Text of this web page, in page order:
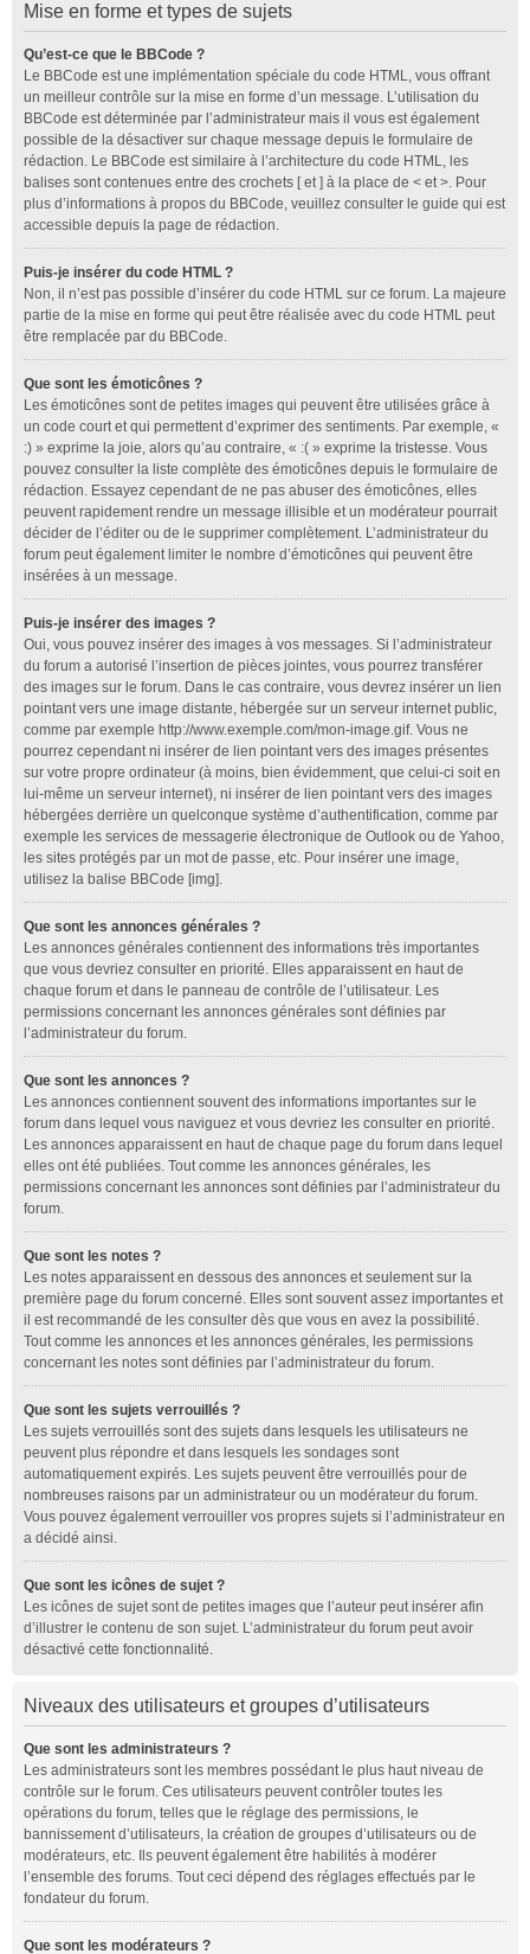
Mise en forme et types de sujets
Qu’est-ce que le BBCode ?
Le BBCode est une implémentation spéciale du code HTML, vous offrant
un meilleur contrôle sur la mise en forme d’un message. L’utilisation du
BBCode est déterminée par l’administrateur mais il vous est également
possible de la désactiver sur chaque message depuis le formulaire de
rédaction. Le BBCode est similaire à l’architecture du code HTML, les
balises sont contenues entre des crochets [ et ] à la place de < et >. Pour
plus d’informations à propos du BBCode, veuillez consulter le guide qui est
accessible depuis la page de rédaction.
Puis-je insérer du code HTML ?
Non, il n’est pas possible d’insérer du code HTML sur ce forum. La majeure
partie de la mise en forme qui peut être réalisée avec du code HTML peut
être remplacée par du BBCode.
Que sont les émoticônes ?
Les émoticônes sont de petites images qui peuvent être utilisées grâce à
un code court et qui permettent d’exprimer des sentiments. Par exemple, «
:) » exprime la joie, alors qu’au contraire, « :( » exprime la tristesse. Vous
pouvez consulter la liste complète des émoticônes depuis le formulaire de
rédaction. Essayez cependant de ne pas abuser des émoticônes, elles
peuvent rapidement rendre un message illisible et un modérateur pourrait
décider de l’éditer ou de le supprimer complètement. L’administrateur du
forum peut également limiter le nombre d’émoticônes qui peuvent être
insérées à un message.
Puis-je insérer des images ?
Oui, vous pouvez insérer des images à vos messages. Si l’administrateur
du forum a autorisé l’insertion de pièces jointes, vous pourrez transférer
des images sur le forum. Dans le cas contraire, vous devrez insérer un lien
pointant vers une image distante, hébergée sur un serveur internet public,
comme par exemple http://www.exemple.com/mon-image.gif. Vous ne
pourrez cependant ni insérer de lien pointant vers des images présentes
sur votre propre ordinateur (à moins, bien évidemment, que celui-ci soit en
lui-même un serveur internet), ni insérer de lien pointant vers des images
hébergées derrière un quelconque système d’authentification, comme par
exemple les services de messagerie électronique de Outlook ou de Yahoo,
les sites protégés par un mot de passe, etc. Pour insérer une image,
utilisez la balise BBCode [img].
Que sont les annonces générales ?
Les annonces générales contiennent des informations très importantes
que vous devriez consulter en priorité. Elles apparaissent en haut de
chaque forum et dans le panneau de contrôle de l’utilisateur. Les
permissions concernant les annonces générales sont définies par
l’administrateur du forum.
Que sont les annonces ?
Les annonces contiennent souvent des informations importantes sur le
forum dans lequel vous naviguez et vous devriez les consulter en priorité.
Les annonces apparaissent en haut de chaque page du forum dans lequel
elles ont été publiées. Tout comme les annonces générales, les
permissions concernant les annonces sont définies par l’administrateur du
forum.
Que sont les notes ?
Les notes apparaissent en dessous des annonces et seulement sur la
première page du forum concerné. Elles sont souvent assez importantes et
il est recommandé de les consulter dès que vous en avez la possibilité.
Tout comme les annonces et les annonces générales, les permissions
concernant les notes sont définies par l’administrateur du forum.
Que sont les sujets verrouillés ?
Les sujets verrouillés sont des sujets dans lesquels les utilisateurs ne
peuvent plus répondre et dans lesquels les sondages sont
automatiquement expirés. Les sujets peuvent être verrouillés pour de
nombreuses raisons par un administrateur ou un modérateur du forum.
Vous pouvez également verrouiller vos propres sujets si l’administrateur en
a décidé ainsi.
Que sont les icônes de sujet ?
Les icônes de sujet sont de petites images que l’auteur peut insérer afin
d’illustrer le contenu de son sujet. L’administrateur du forum peut avoir
désactivé cette fonctionnalité.
Niveaux des utilisateurs et groupes d’utilisateurs
Que sont les administrateurs ?
Les administrateurs sont les membres possédant le plus haut niveau de
contrôle sur le forum. Ces utilisateurs peuvent contrôler toutes les
opérations du forum, telles que le réglage des permissions, le
bannissement d’utilisateurs, la création de groupes d’utilisateurs ou de
modérateurs, etc. Ils peuvent également être habilités à modérer
l’ensemble des forums. Tout ceci dépend des réglages effectués par le
fondateur du forum.
Que sont les modérateurs ?